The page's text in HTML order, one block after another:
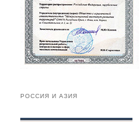
РОССИЯ И АЗИЯ